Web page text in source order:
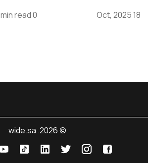
18 Oct, 2025
0 min read
© 2026. wide.sa